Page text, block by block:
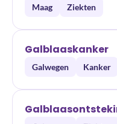
Maag Ziekten
Galblaaskanker
Galwegen Kanker